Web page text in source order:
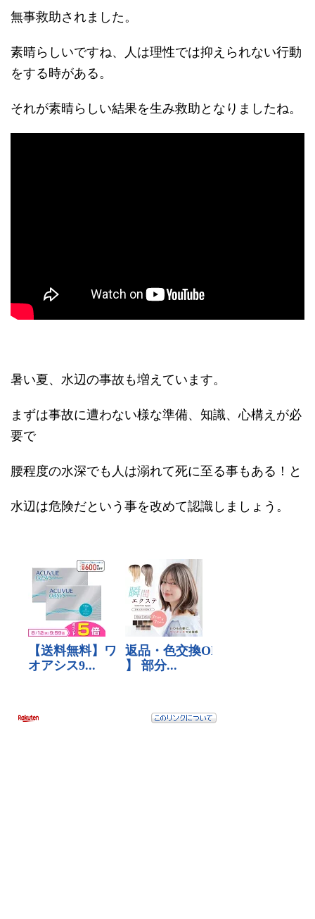
無事救助されました。
素晴らしいですね、人は理性では抑えられない行動
をする時がある。
それが素晴らしい結果を生み救助となりましたね。
暑い夏、水辺の事故も増えています。
まずは事故に遭わない様な準備、知識、心構えが必
要で
腰程度の水深でも人は溺れて死に至る事もある！と
水辺は危険だという事を改めて認識しましょう。